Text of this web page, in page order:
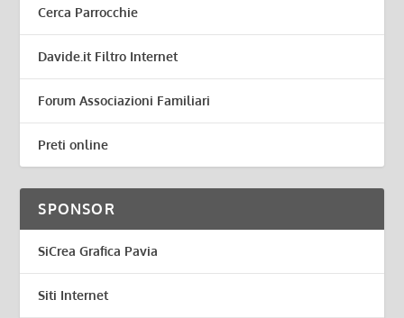
Cerca Parrocchie
Davide.it Filtro Internet
Forum Associazioni Familiari
Preti online
SPONSOR
SiCrea Grafica Pavia
Siti Internet